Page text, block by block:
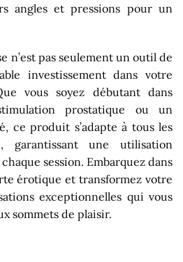
angles et pressions pour un
n’est pas seulement un outil de
investissement dans votre
vous soyez débutant dans
prostatique ou un
ce produit s’adapte à tous les
garantissant une utilisation
session. Embarquez dans
érotique et transformez votre
exceptionnelles qui vous
sommets de plaisir.